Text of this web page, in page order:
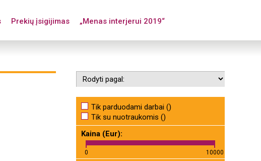
Prekių įsigijimas „Menas interjerui 2019“
Tik parduodami darbai ()
Tik su nuotraukomis ()
Kaina (Eur):
0 10000